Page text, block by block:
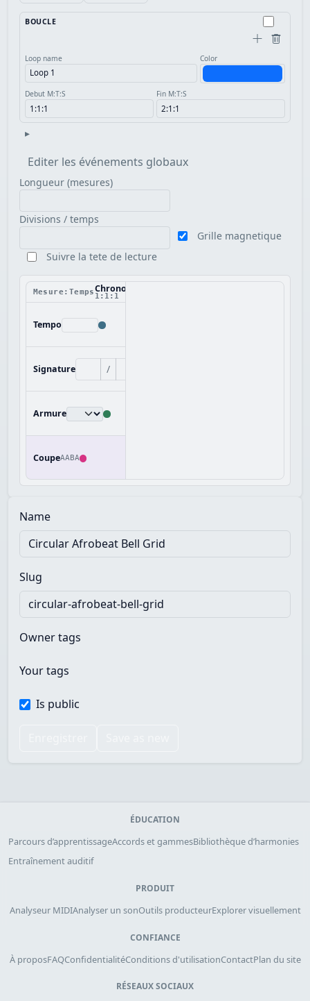
BOUCLE
Loop name Color
Debut M:T:S Fin M:T:S
▸
Editer les événements globaux
Longueur (mesures)
Divisions / temps
Grille magnetique
Suivre la tete de lecture
Mesure:TempsChronologie
1:1:1
Tempo
Signature /
Armure
CoupeAABA
Name
Slug
Owner tags
Your tags
Is public
ÉDUCATION
Parcours d’apprentissageAccords et gammesBibliothèque d’harmonies
Entraînement auditif
PRODUIT
Analyseur MIDIAnalyser un sonOutils producteurExplorer visuellement
CONFIANCE
À proposFAQConfidentialitéConditions d'utilisationContactPlan du site
RÉSEAUX SOCIAUX